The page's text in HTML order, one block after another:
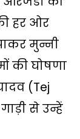
हर ओर
मुन्नी
की घोषणा
(Tej
से उन्हें